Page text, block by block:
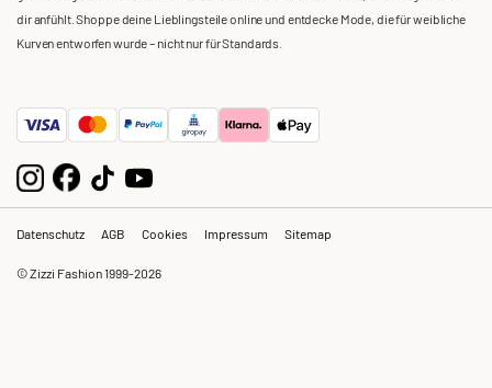
dir anfühlt. Shoppe deine Lieblingsteile online und entdecke Mode, die für weibliche
Kurven entworfen wurde – nicht nur für Standards.
Datenschutz AGB Cookies Impressum Sitemap
© Zizzi Fashion 1999-2026